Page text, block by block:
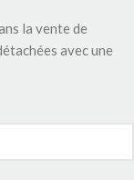
la vente de
avec une